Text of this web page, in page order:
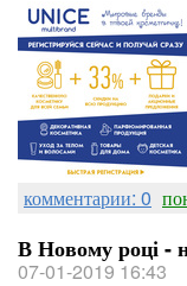
комментарии: 0
В Новому році -
07-01-2019 16:43